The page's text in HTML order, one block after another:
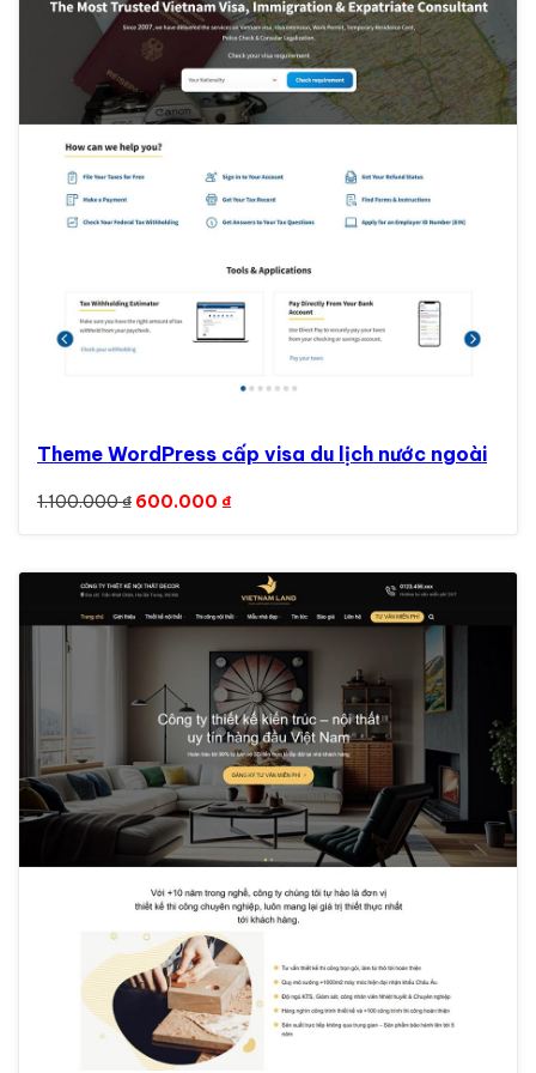
Theme WordPress cấp visa du lịch nước ngoài
1.100.000₫ Giá gốc là: 1.100.000 ₫.
600.000 ₫Giá hiện tại là: 600.000 ₫.